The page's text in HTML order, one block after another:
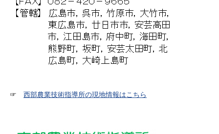
☞ 西部農業技術指導所の現地情報はこちら